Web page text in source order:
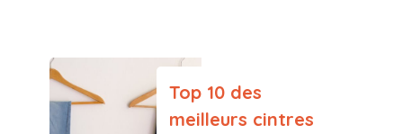
Top 10 des
meilleurs cintres